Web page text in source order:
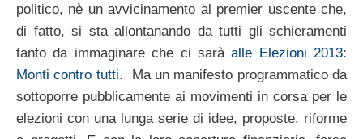
politico, nè un avvicinamento al premier uscente che,
di fatto, si sta allontanando da tutti gli schieramenti
tanto da immaginare che ci saràalle Elezioni 2013:
Monti contro tutti. Ma un manifesto programmatico da
sottoporre pubblicamente ai movimenti in corsa per le
elezioni con una lunga serie di idee, proposte, riforme